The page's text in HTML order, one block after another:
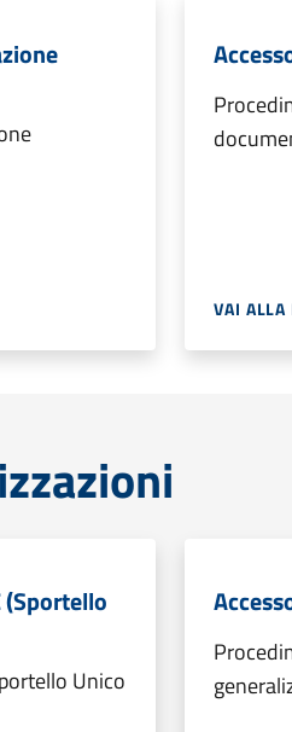
VAI ALLA
(Sportello
Unico